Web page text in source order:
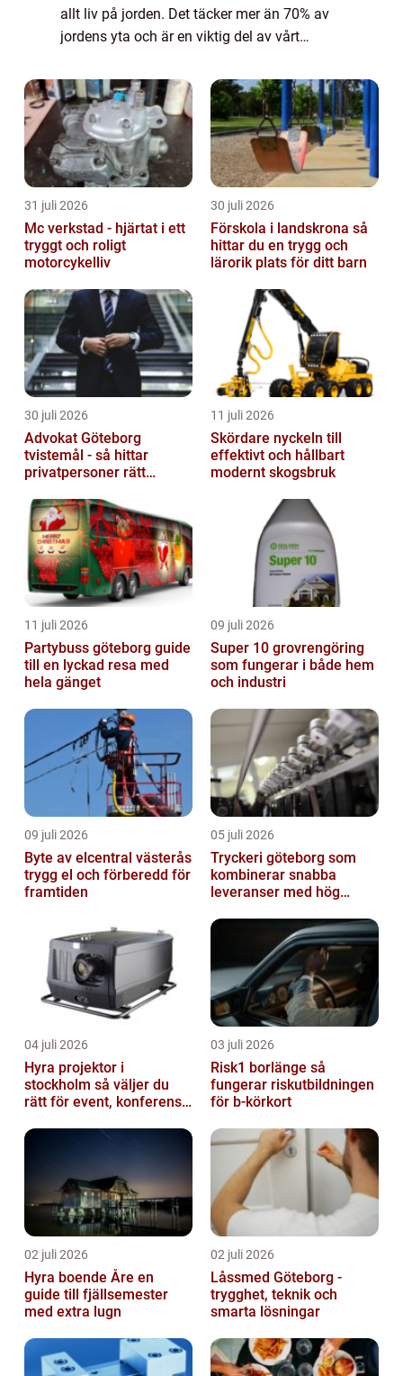
allt liv på jorden. Det täcker mer än 70% av
jordens yta och är en viktig del av vårt
utforska fakta om vatten från olika p...
31 juli 2026
Mc verkstad - hjärtat i ett
tryggt och roligt
motorcykelliv
30 juli 2026
Förskola i landskrona så
hittar du en trygg och
lärorik plats för ditt barn
30 juli 2026
Advokat Göteborg
tvistemål - så hittar
privatpersoner rätt
11 juli 2026
Skördare nyckeln till
effektivt och hållbart
modernt skogsbruk
11 juli 2026
Partybuss göteborg guide
till en lyckad resa med
hela gänget
09 juli 2026
Super 10 grovrengöring
som fungerar i både hem
och industri
09 juli 2026
Byte av elcentral västerås
trygg el och förberedd för
framtiden
05 juli 2026
Tryckeri göteborg som
kombinerar snabba
leveranser med hög
04 juli 2026
Hyra projektor i
stockholm så väljer du
rätt för event, konferens
03 juli 2026
Risk1 borlänge så
fungerar riskutbildningen
för b-körkort
02 juli 2026
Hyra boende Åre en
guide till fjällsemester
med extra lugn
02 juli 2026
Låssmed Göteborg -
trygghet, teknik och
smarta lösningar